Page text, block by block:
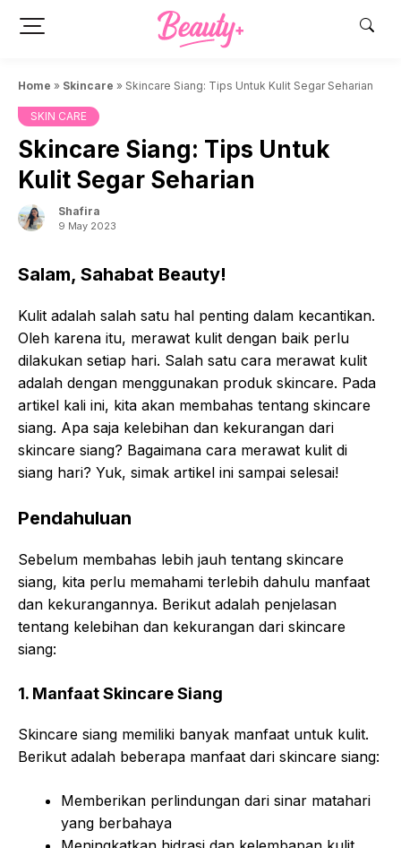
Home » Skincare » Skincare Siang: Tips Untuk Kulit Segar Seharian
SKIN CARE
Skincare Siang: Tips Untuk
Kulit Segar Seharian
Shafira
9 May 2023
Salam, Sahabat Beauty!
Kulit adalah salah satu hal penting dalam kecantikan.
Oleh karena itu, merawat kulit dengan baik perlu
dilakukan setiap hari. Salah satu cara merawat kulit
adalah dengan menggunakan produk skincare. Pada
artikel kali ini, kita akan membahas tentang skincare
siang. Apa saja kelebihan dan kekurangan dari
skincare siang? Bagaimana cara merawat kulit di
siang hari? Yuk, simak artikel ini sampai selesai!
Pendahuluan
Sebelum membahas lebih jauh tentang skincare
siang, kita perlu memahami terlebih dahulu manfaat
dan kekurangannya. Berikut adalah penjelasan
tentang kelebihan dan kekurangan dari skincare
siang:
1. Manfaat Skincare Siang
Skincare siang memiliki banyak manfaat untuk kulit.
Berikut adalah beberapa manfaat dari skincare siang:
Memberikan perlindungan dari sinar matahari
yang berbahaya